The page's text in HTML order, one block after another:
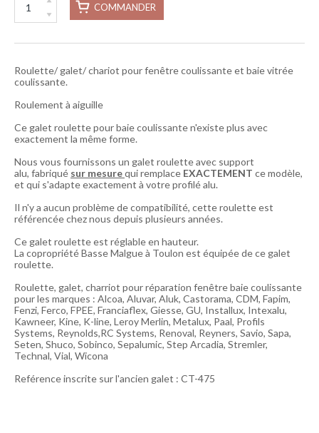
COMMANDER
Roulette/ galet/ chariot pour fenêtre coulissante et baie vitrée
coulissante.
Roulement à aiguille
Ce galet roulette pour baie coulissante n'existe plus avec
exactement la même forme.
Nous vous fournissons un galet roulette avec support
alu, fabriqué sur mesurequi remplace EXACTEMENT ce modèle,
et qui s'adapte exactement à votre profilé alu.
Il n'y a aucun problème de compatibilité, cette roulette est
référencée chez nous depuis plusieurs années.
Ce galet roulette est réglable en hauteur.
La copropriété Basse Malgue à Toulon est équipée de ce galet
roulette.
Roulette, galet, charriot pour réparation fenêtre baie coulissante
pour les marques : Alcoa, Aluvar, Aluk, Castorama, CDM, Fapim,
Fenzi, Ferco, FPEE, Franciaflex, Giesse, GU, Installux, Intexalu,
Kawneer, Kine, K-line, Leroy Merlin, Metalux, Paal, Profils
Systems, Reynolds,RC Systems, Renoval, Reyners, Savio, Sapa,
Seten, Shuco, Sobinco, Sepalumic, Step Arcadia, Stremler,
Technal, Vial, Wicona
Reférence inscrite sur l'ancien galet : CT-475